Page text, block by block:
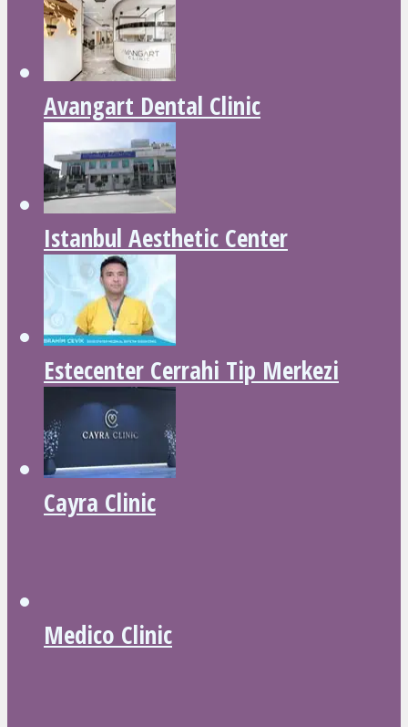
Avangart Dental Clinic
Istanbul Aesthetic Center
Estecenter Cerrahi Tip Merkezi
Cayra Clinic
Medico Clinic